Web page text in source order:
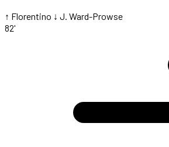
↑ Florentino ↓ J. Ward-Prowse
82'